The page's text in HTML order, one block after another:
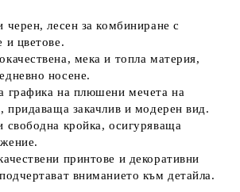
черен, лесен за комбиниране с
и цветове.
мека и топла материя,
носене.
графика на плюшени мечета на
придаваща закачлив и модерен вид.
свободна кройка, осигуряваща
принтове и декоративни
вниманието към детайла.